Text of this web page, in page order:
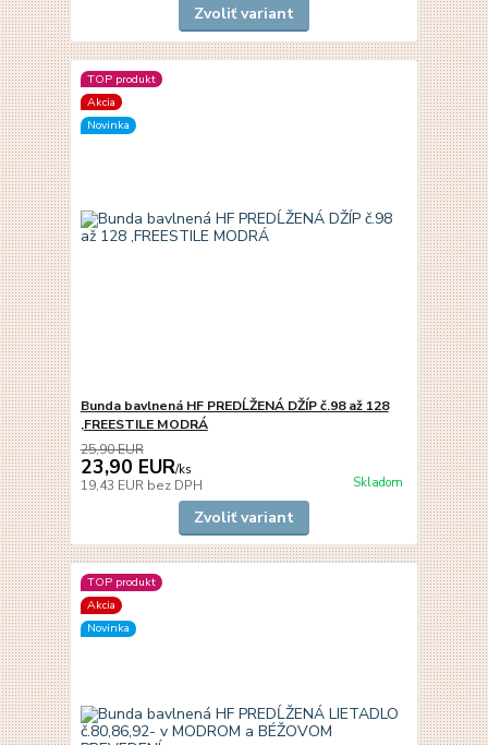
Zvoliť variant
TOP produkt
Akcia
Novinka
Bunda bavlnená HF PREDĹŽENÁ DŽÍP č.98 až 128
,FREESTILE MODRÁ
25,90 EUR
23,90 EUR/ks
19,43 EUR bez DPH Skladom
Zvoliť variant
TOP produkt
Akcia
Novinka